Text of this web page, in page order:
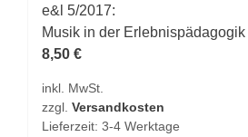
auf.
Die
Optionen
auf
der
e&l 5/2017:
Musik in der Erlebnispädagogik
8,50 €
inkl. MwSt.
zzgl. Versandkosten
Lieferzeit: 3-4 Werktage